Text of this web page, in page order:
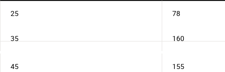
25 78
35 160
45 155